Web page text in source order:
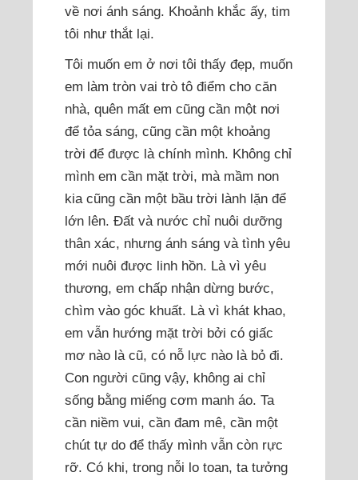
về nơi ánh sáng. Khoảnh khắc ấy, tim
tôi như thắt lại.
Tôi muốn em ở nơi tôi thấy đẹp, muốn
em làm tròn vai trò tô điểm cho căn
nhà, quên mất em cũng cần một nơi
để tỏa sáng, cũng cần một khoảng
trời để được là chính mình. Không chỉ
mình em cần mặt trời, mà mầm non
kia cũng cần một bầu trời lành lặn để
lớn lên. Đất và nước chỉ nuôi dưỡng
thân xác, nhưng ánh sáng và tình yêu
mới nuôi được linh hồn. Là vì yêu
thương, em chấp nhận dừng bước,
chìm vào góc khuất. Là vì khát khao,
em vẫn hướng mặt trời bởi có giấc
mơ nào là cũ, có nỗ lực nào là bỏ đi.
Con người cũng vậy, không ai chỉ
sống bằng miếng cơm manh áo. Ta
cần niềm vui, cần đam mê, cần một
chút tự do để thấy mình vẫn còn rực
rỡ. Có khi, trong nỗi lo toan, ta tưởng